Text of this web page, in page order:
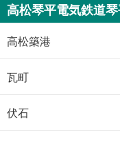
高松琴平電気鉄道
高松築港
瓦町
伏石